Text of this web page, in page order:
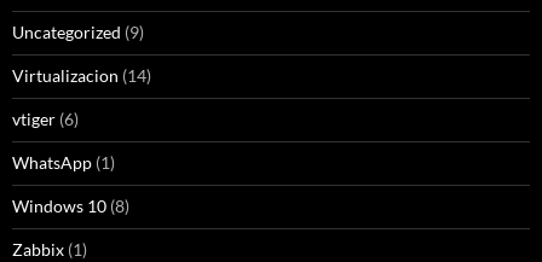
Uncategorized (9)
Virtualizacion (14)
vtiger (6)
WhatsApp (1)
Windows 10 (8)
Zabbix (1)